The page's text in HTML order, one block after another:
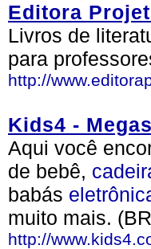
Editora
Livros de
para
http://
Kids4 -
Aqui você
de bebê,
babás
muito mais.
http://